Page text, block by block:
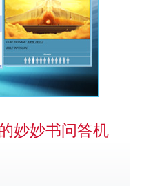
妙妙书问答机